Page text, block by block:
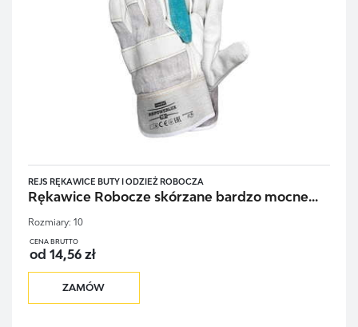
REJS RĘKAWICE BUTY I ODZIEŻ ROBOCZA
Rękawice Robocze skórzane bardzo mocne...
Rozmiary: 10
CENA BRUTTO
od 14,56 zł
ZAMÓW